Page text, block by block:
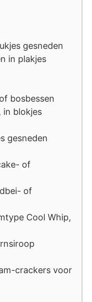
gesneden
in plakjes
bosbessen
in blokjes
gesneden
of
of
Cool Whip,
crackers voor